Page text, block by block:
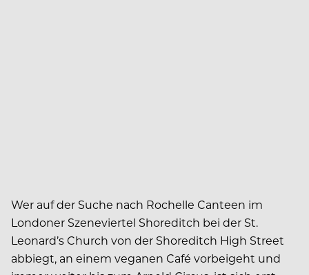
Wer auf der Suche nach Rochelle Canteen im
Londoner Szeneviertel Shoreditch bei der St.
Leonard’s Church von der Shoreditch High Street
abbiegt, an einem veganen Café vorbeigeht und